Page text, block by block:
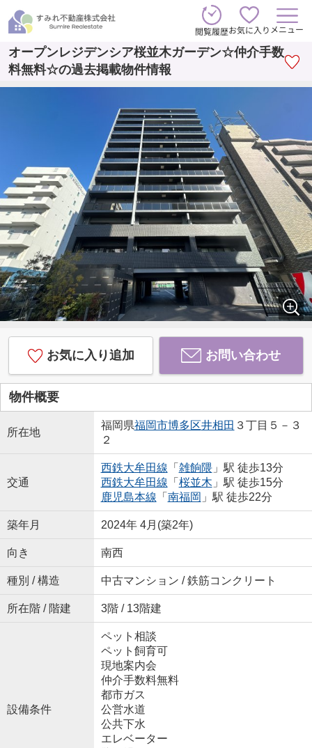
閲覧履歴お気に入り メニュー
オープンレジデンシア桜並木ガーデン☆仲介手数
料無料☆の過去掲載物件情報
お気に入り追加 お問い合わせ
物件概要
所在地
福岡県福岡市博多区井相田 ３丁目５－３
２
交通
西鉄大牟田線 「 雑餉隈」駅 徒歩13分
西鉄大牟田線 「 桜並木 」駅 徒歩15分
鹿児島本線 「 南福岡 」駅 徒歩22分
築年月 2024年 4月(築2年)
向き 南西
種別 / 構造 中古マンション / 鉄筋コンクリート
所在階 / 階建 3階 / 13階建
設備条件
ペット相談
ペット飼育可
現地案内会
仲介手数料無料
都市ガス
公営水道
公共下水
エレベーター